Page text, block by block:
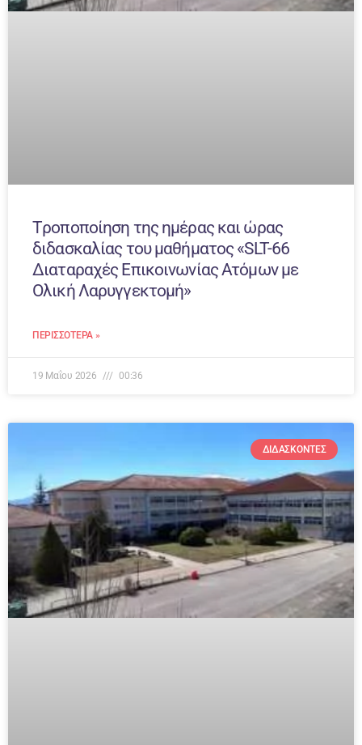
Tροποποίηση της ημέρας και ώρας
διδασκαλίας του μαθήματος «SLT-66
Διαταραχές Επικοινωνίας Ατόμων με
Ολική Λαρυγγεκτομή»
ΠΕΡΙΣΣΌΤΕΡΑ »
19 Μαΐου 2026 00:36
ΔΙΔΆΣΚΟΝΤΕΣ